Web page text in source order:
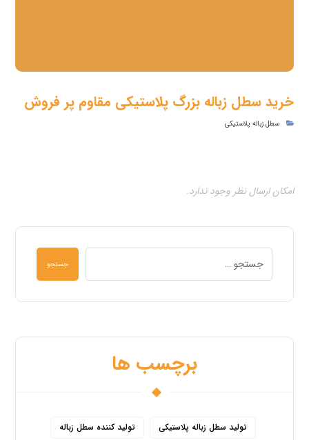
خرید سطل زباله بزرگ پلاستیکی مقاوم پر فروش
سطل زباله پلاستیکی
امکان ارسال نظر وجود ندارد.
جستجو
برچسب ها
تولید سطل زباله پلاستیکی تولید کننده سطل زباله